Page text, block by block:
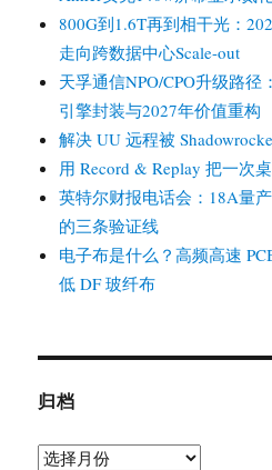
800G到1.6T再到相干光：
走向跨数据中心Scale-out
天孚通信NPO/CPO升级路径
引擎封装与2027年价值重构
解决 UU 远程被
用 Record & Replay 把一次
英特尔财报电话会：18A量
的三条验证线
电子布是什么？高频高速
低 DF 玻纤布
归档
归